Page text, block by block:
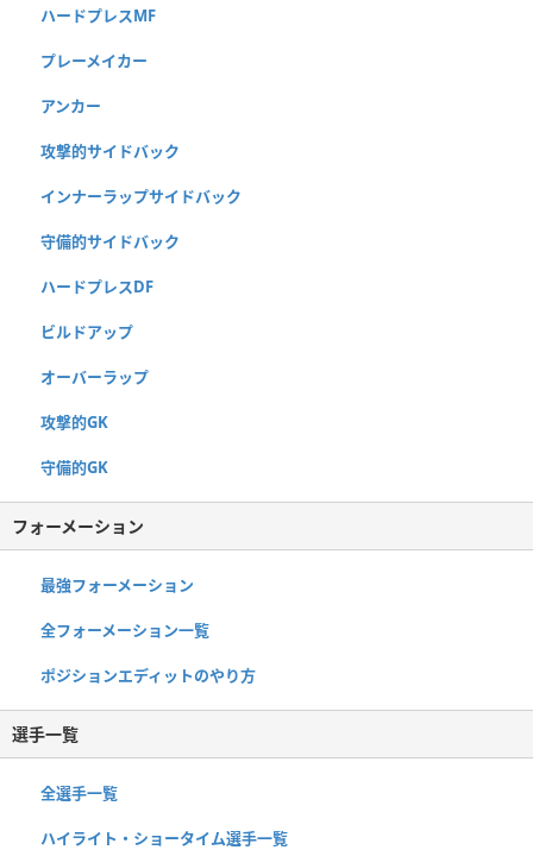
ハードプレスMF
プレーメイカー
アンカー
攻撃的サイドバック
インナーラップサイドバック
守備的サイドバック
ハードプレスDF
ビルドアップ
オーバーラップ
攻撃的GK
守備的GK
フォーメーション
最強フォーメーション
全フォーメーション一覧
ポジションエディットのやり方
選手一覧
全選手一覧
ハイライト・ショータイム選手一覧